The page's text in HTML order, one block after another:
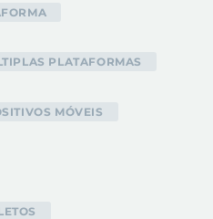
PLATAFORMAS
MÓVEIS